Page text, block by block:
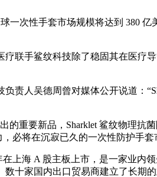
次性手套市场规模将达到 380 亿
手鲨纹科技除了稳固其在医疗导
人吴德周曾对媒体公开说道：
重要新品，Sharklet 鲨纹物理抗
必将在沉寂已久的一次性防护手套
海 A 股主板上市，是一家业内
十家国内出口贸易商建立了长期